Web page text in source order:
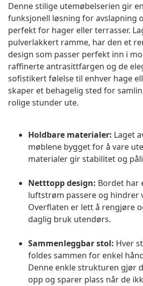
Denne stilige utemøbelserien gir
funksjonell løsning for avslapning
perfekt for hager eller terrasser.
pulverlakkert ramme, har den et
design som passer perfekt inn i
raffinerte antrasittfargen og de
sofistikert følelse til enhver hage
skaper et behagelig sted for
rolige stunder ute.
Holdbare materialer: Laget
møblene bygget for å vare
materialer gir stabilitet og
Netttopp design: Bordet har
luftstrøm passere og hindrer
Overflaten er lett å rengjøre
daglig bruk utendørs.
Sammenleggbar stol: Hver
foldes sammen for enkel
Denne enkle strukturen gjør
opp og sparer plass når de